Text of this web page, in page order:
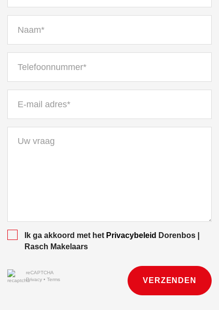
Ik ga akkoord met het Privacybeleid Dorenbos |
Rasch Makelaars
reCAPTCHA
Privacy • Terms VERZENDEN